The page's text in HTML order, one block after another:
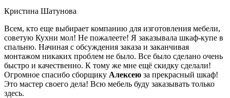
Кристина Шатунова
Всем, кто еще выбирает компанию для изготовления мебели,
советую Кухни мол! Не пожалеете! Я заказывала шкаф-купе в
спальню. Начиная с обсуждения заказа и заканчивая
монтажом никаких проблем не было. Все было сделано очень
быстро и качественно. К тому же мне ещё скидку сделали!
Огромное спасибо сборщику Алексею за прекрасный шкаф!
Это мастер своего дела! Всю мебель буду заказывать только
здесь.